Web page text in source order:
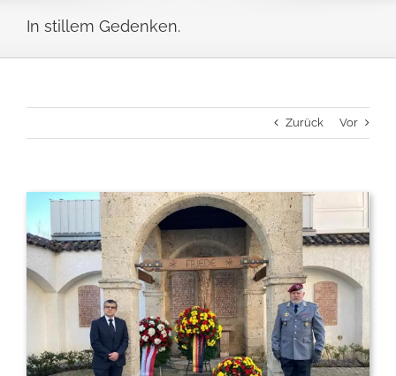
In stillem Gedenken.
Zurück Vor
Zeige
Bild